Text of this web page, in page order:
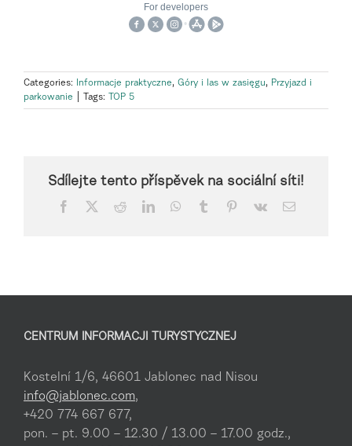
Categories: Informacje praktyczne, Góry i las w zasięgu, Przyjazd i
parkowanie
Tags: TOP 5
Sdílejte tento příspěvek na sociální síti!
Facebook RedditLinkedInWhatsApp
Tumblr Pinterest
Vk Email
CENTRUM INFORMACJI TURYSTYCZNEJ
Kostelní 1/6, 46601 Jablonec nad Nisou
info@jablonec.com,
+420 774 667 677,
pon. – pt. 9.00 – 12.30 / 13.00 – 17.00 godz.,